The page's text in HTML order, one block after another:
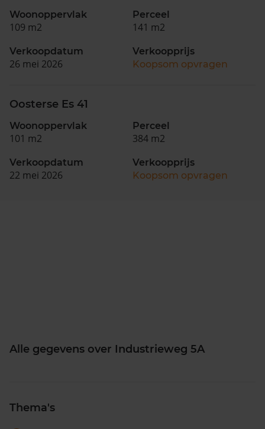
Woonoppervlak
109 m2
Perceel
141 m2
Verkoopdatum
26 mei 2026
Verkoopprijs
Koopsom opvragen
Oosterse Es 41
Woonoppervlak
101 m2
Perceel
384 m2
Verkoopdatum
22 mei 2026
Verkoopprijs
Koopsom opvragen
Alle gegevens over Industrieweg 5A
Thema's